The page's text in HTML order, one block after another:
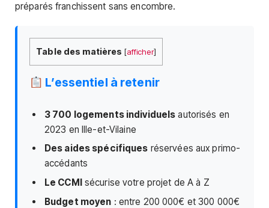
préparés franchissent sans encombre.
Table des matières [afficher]
L’essentiel à retenir
3 700 logements individuels autorisés en
2023 en Ille-et-Vilaine
Des aides spécifiques réservées aux primo-
accédants
Le CCMIsécurise votre projet de A à Z
Budget moyen : entre 200 000€ et 300 000€